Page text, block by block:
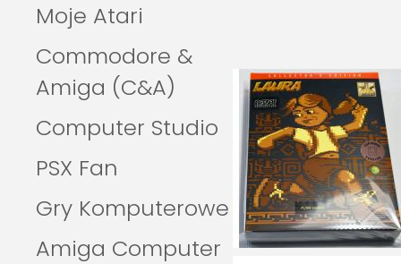
Moje Atari
Commodore &
Amiga (C&A)
Computer Studio
PSX Fan
Gry Komputerowe
Amiga Computer